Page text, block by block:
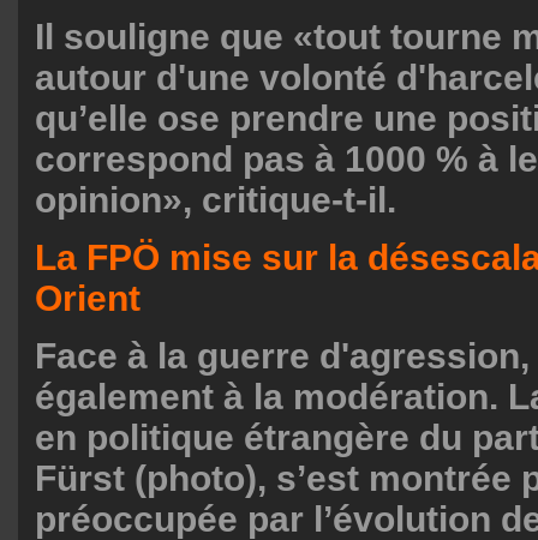
Il souligne que «tout tourne
autour d'une volonté
qu’elle ose prendre une
correspond pas à 1000 % à
opinion», critique-t-il.
La FPÖ mise sur la
Orient
Face à la guerre
également à la modération.
en politique étrangère du
Fürst (photo), s’est montrée
préoccupée par l’évolution